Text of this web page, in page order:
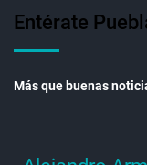
Entérate
Más que buenas